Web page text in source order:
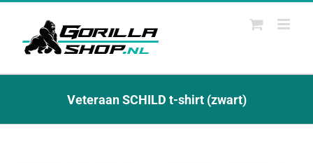
Ga
Veteraan SCHILD t-shirt (zwart)